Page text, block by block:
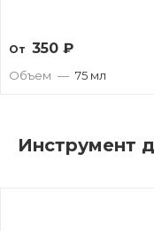
От 350 ₽
Объем — 75 мл
Инструмент